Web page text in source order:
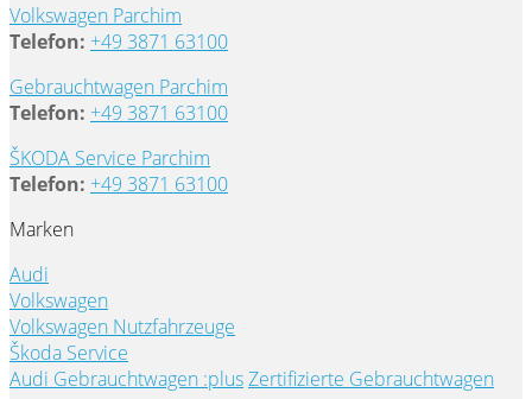
Volkswagen Parchim
Telefon: +49 3871 63100
Gebrauchtwagen Parchim
Telefon: +49 3871 63100
ŠKODA Service Parchim
Telefon: +49 3871 63100
Marken
Audi
Volkswagen
Volkswagen Nutzfahrzeuge
Škoda Service
Audi Gebrauchtwagen :plusZertifizierte Gebrauchtwagen